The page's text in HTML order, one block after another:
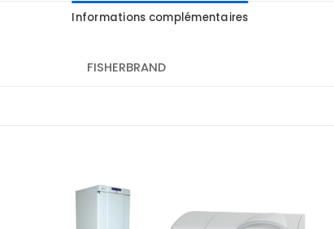
Informations complémentaires
FISHERBRAND